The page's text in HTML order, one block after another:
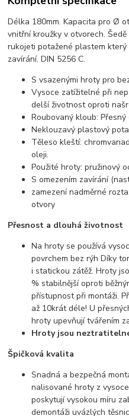
Délka 180mm. Kapacita pro Ø
vnitřní kroužky v otvorech.
rukojeti potažené plastem
zavírání. DIN 5256 C.
S vsazenými hroty pro
Vysoce zatížitelné při
delší životnost oproti
Roubovaný kloub:
Neklouzavý plastový
Těleso kleští:
oleji.
Použité hroty: pružinový
S omezením zavírání
zamezení nadměrné
otvory
Přesnost a dlouhá životnost
Na hroty se používá
povrchem bez rýh Díky
i statickou zátěž. Hroty
% stabilnější oproti
přístupnost při montáži.
až 10krát déle! U
hroty upevňují tvářením
Hroty jsou
Špičková kvalita
Snadná a bezpečná
nalisované hroty z
poskytují vysokou míru
demontáži uvázlých